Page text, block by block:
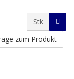
Stk
zum Produkt